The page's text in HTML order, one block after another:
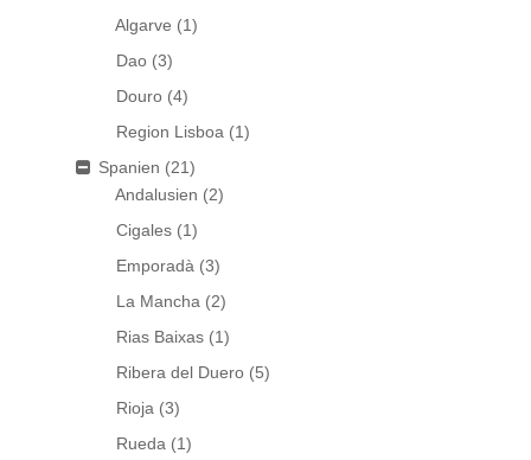
Algarve (1)
Dao (3)
Douro (4)
Region Lisboa (1)
Spanien (21)
Andalusien (2)
Cigales (1)
Emporadà (3)
La Mancha (2)
Rias Baixas (1)
Ribera del Duero (5)
Rioja (3)
Rueda (1)